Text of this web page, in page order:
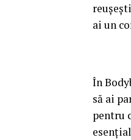
ai un
În
să ai
pentru